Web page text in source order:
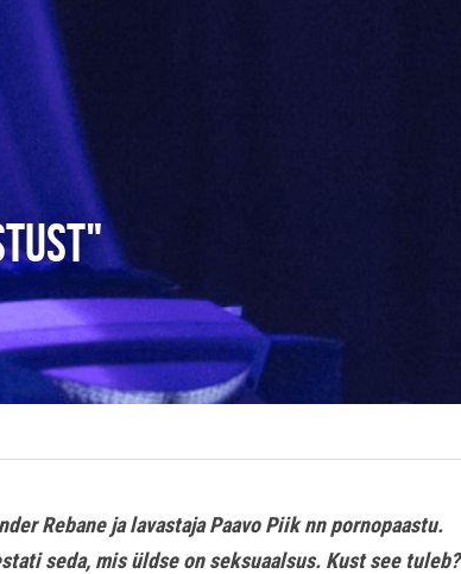
Rebane ja lavastaja Paavo Piik nn pornopaastu.
seda, mis üldse on seksuaalsus. Kust see tuleb?